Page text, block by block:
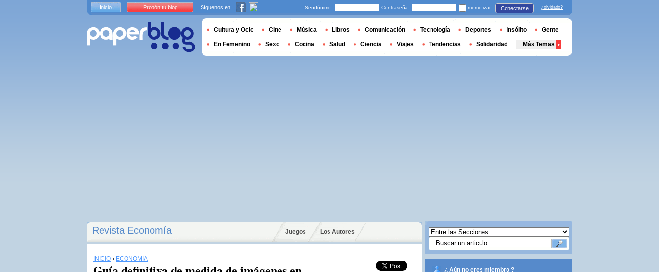
Revista Economía Juegos Los Autores
INICIO › ECONOMÍA
¿ Aún no eres miembro ?
Inicio Propón tu blog Síguenos en Seudónimo Contraseña memorizar Conectarse ¿olvidado?
Cultura y Ocio Cine Música Libros Comunicación Tecnología Deportes Insólito Gente
En Femenino Sexo Cocina Salud Ciencia Viajes Tendencias Solidaridad Más Temas